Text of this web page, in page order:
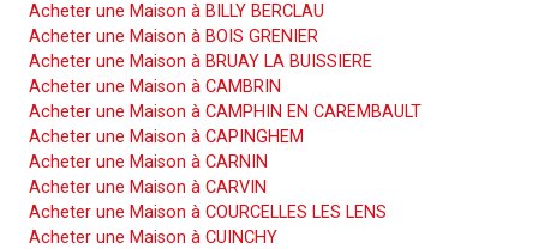
Acheter une Maison à BILLY BERCLAU
Acheter une Maison à BOIS GRENIER
Acheter une Maison à BRUAY LA BUISSIERE
Acheter une Maison à CAMBRIN
Acheter une Maison à CAMPHIN EN CAREMBAULT
Acheter une Maison à CAPINGHEM
Acheter une Maison à CARNIN
Acheter une Maison à CARVIN
Acheter une Maison à COURCELLES LES LENS
Acheter une Maison à CUINCHY